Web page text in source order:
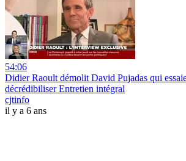
54:06
Didier Raoult démolit David Pujadas qui
décrédibiliser Entretien intégral
cjtinfo
il y a 6 ans